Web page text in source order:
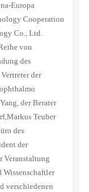
Europa
Cooperation
Co., Ltd.
von
des
der
der Berater
Teuber
des
der
Veranstaltung
Wissenschaftler
verschiedenen